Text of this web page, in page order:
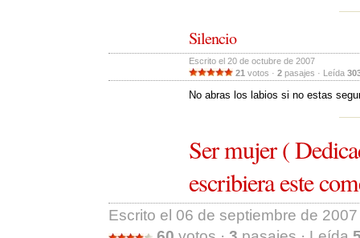
Silencio
Escrito el 20 de octubre de 2007
21 votos · 2 pasajes · Leída
No abras los labios si no estas
Ser mujer (
escribiera este
Escrito el 06 de septiembre de 2007